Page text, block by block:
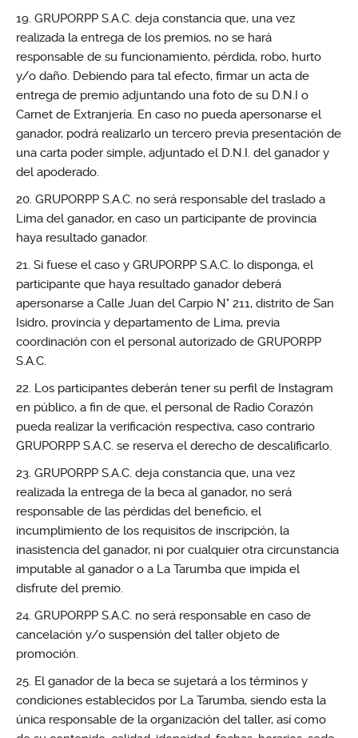
GRUPORPP S.A.C. deja constancia que, una vez
realizada la entrega de los premios, no se hará
responsable de su funcionamiento, pérdida, robo, hurto
y/o daño. Debiendo para tal efecto, firmar un acta de
entrega de premio adjuntando una foto de su D.N.I o
Carnet de Extranjería. En caso no pueda apersonarse el
ganador, podrá realizarlo un tercero previa presentación de
una carta poder simple, adjuntado el D.N.I. del ganador y
del apoderado.
GRUPORPP S.A.C. no será responsable del traslado a
Lima del ganador, en caso un participante de provincia
haya resultado ganador.
Si fuese el caso y GRUPORPP S.A.C. lo disponga, el
participante que haya resultado ganador deberá
apersonarse a Calle Juan del Carpio N° 211, distrito de San
Isidro, provincia y departamento de Lima, previa
coordinación con el personal autorizado de GRUPORPP
S.A.C.
Los participantes deberán tener su perfil de Instagram
en público, a fin de que, el personal de Radio Corazón
pueda realizar la verificación respectiva, caso contrario
GRUPORPP S.A.C. se reserva el derecho de descalificarlo.
GRUPORPP S.A.C. deja constancia que, una vez
realizada la entrega de la beca al ganador, no será
responsable de las pérdidas del beneficio, el
incumplimiento de los requisitos de inscripción, la
inasistencia del ganador, ni por cualquier otra circunstancia
imputable al ganador o a La Tarumba que impida el
disfrute del premio.
GRUPORPP S.A.C. no será responsable en caso de
cancelación y/o suspensión del taller objeto de
promoción.
El ganador de la beca se sujetará a los términos y
condiciones establecidos por La Tarumba, siendo esta la
única responsable de la organización del taller, así como